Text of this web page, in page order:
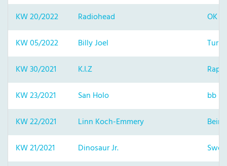
KW 20/2022
Radiohead
OK
KW 05/2022
Billy Joel
KW 30/2021
K.I.Z
Rap
KW 23/2021
San Holo
bb u
KW 22/2021
Linn Koch-Emmery
KW 21/2021
Dinosaur Jr.